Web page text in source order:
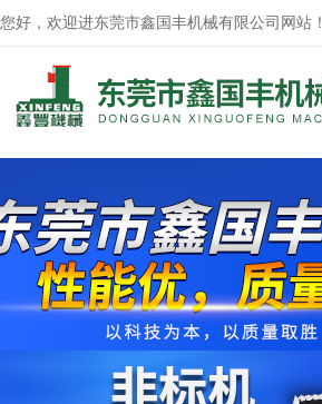
您好，欢迎进东莞市鑫国丰机械有限公司网站！